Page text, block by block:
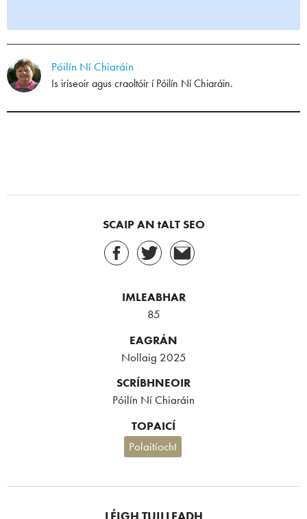
Póilín Ní Chiaráin
Is iriseoir agus craoltóir í Póilín Ní Chiaráin.
SCAIP AN tALT SEO
IMLEABHAR
85
EAGRÁN
Nollaig 2025
SCRÍBHNEOIR
Póilín Ní Chiaráin
TOPAICÍ
Polaitíocht
LÉIGH TUILLEADH